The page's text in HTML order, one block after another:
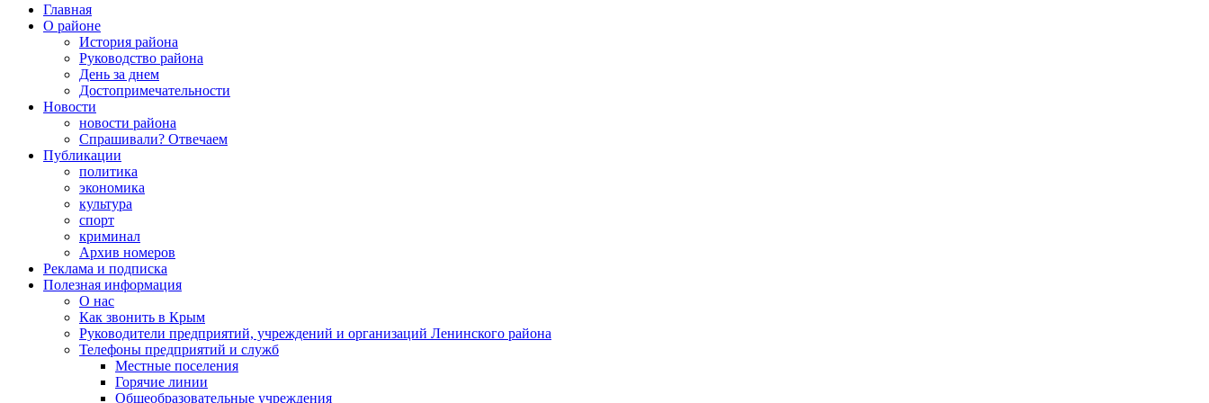
Главная
О районе
История района
Руководство района
День за днем
Достопримечательности
Новости
новости района
Спрашивали? Отвечаем
Публикации
политика
экономика
культура
спорт
криминал
Архив номеров
Реклама и подписка
Полезная информация
О нас
Как звонить в Крым
Руководители предприятий, учреждений и организаций Ленинского района
Телефоны предприятий и служб
Местные поселения
Горячие линии
Общеобразовательные учреждения